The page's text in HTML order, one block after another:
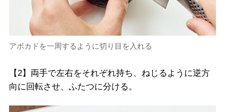
アボカドを一周するように切り目を入れる
【2】両手で左右をそれぞれ持ち、ねじるように逆方
向に回転させ、ふたつに分ける。